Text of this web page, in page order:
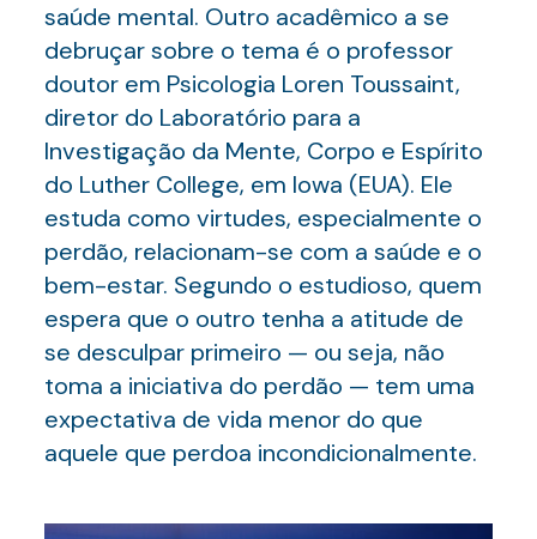
saúde mental. Outro acadêmico a se
debruçar sobre o tema é o professor
doutor em Psicologia Loren Toussaint,
diretor do Laboratório para a
Investigação da Mente, Corpo e Espírito
do Luther College, em Iowa (EUA). Ele
estuda como virtudes, especialmente o
perdão, relacionam-se com a saúde e o
bem-estar. Segundo o estudioso, quem
espera que o outro tenha a atitude de
se desculpar primeiro — ou seja, não
toma a iniciativa do perdão — tem uma
expectativa de vida menor do que
aquele que perdoa incondicionalmente.